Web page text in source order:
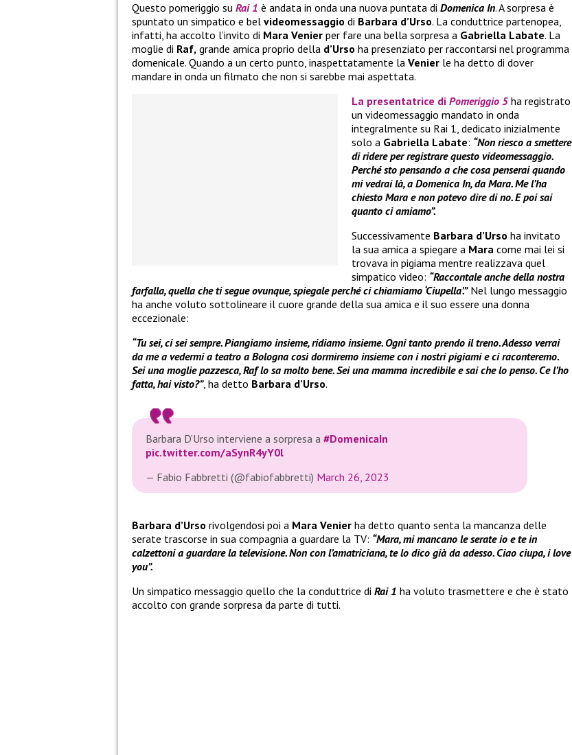
Questo pomeriggio su Rai 1 è andata in onda una nuova puntata di Domenica In. A sorpresa è
spuntato un simpatico e bel videomessaggio di Barbara d’Urso. La conduttrice partenopea,
infatti, ha accolto l’invito di Mara Venier per fare una bella sorpresa a Gabriella Labate. La
moglie di Raf, grande amica proprio della d’Urso ha presenziato per raccontarsi nel programma
domenicale. Quando a un certo punto, inaspettatamente la Venier le ha detto di dover
mandare in onda un filmato che non si sarebbe mai aspettata.
La presentatrice di Pomeriggio 5 ha registrato
un videomessaggio mandato in onda
integralmente su Rai 1, dedicato inizialmente
solo a Gabriella Labate: “Non riesco a smettere
di ridere per registrare questo videomessaggio.
Perché sto pensando a che cosa penserai quando
mi vedrai là, a Domenica In, da Mara. Me l’ha
chiesto Mara e non potevo dire di no. E poi sai
quanto ci amiamo”.
Successivamente Barbara d’Urso ha invitato
la sua amica a spiegare a Mara come mai lei si
trovava in pigiama mentre realizzava quel
simpatico video: “Raccontale anche della nostra
farfalla, quella che ti segue ovunque, spiegale perché ci chiamiamo ‘Ciupella’.”Nel lungo messaggio
ha anche voluto sottolineare il cuore grande della sua amica e il suo essere una donna
eccezionale:
“Tu sei, ci sei sempre. Piangiamo insieme, ridiamo insieme. Ogni tanto prendo il treno. Adesso verrai
da me a vedermi a teatro a Bologna così dormiremo insieme con i nostri pigiami e ci raconteremo.
Sei una moglie pazzesca, Raf lo sa molto bene. Sei una mamma incredibile e sai che lo penso. Ce l’ho
fatta, hai visto?”, ha detto Barbara d’Urso.
Barbara D’Urso interviene a sorpresa a #DomenicaIn
pic.twitter.com/aSynR4yY0l
— Fabio Fabbretti (@fabiofabbretti) March 26, 2023
Barbara d’Urso rivolgendosi poi a Mara Venier ha detto quanto senta la mancanza delle
serate trascorse in sua compagnia a guardare la TV: “Mara, mi mancano le serate io e te in
calzettoni a guardare la televisione. Non con l’amatriciana, te lo dico già da adesso. Ciao ciupa, i love
you”.
Un simpatico messaggio quello che la conduttrice di Rai 1 ha voluto trasmettere e che è stato
accolto con grande sorpresa da parte di tutti.